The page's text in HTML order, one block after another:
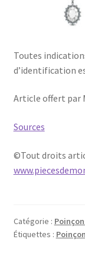
Toutes
d’identification
Article offert par
Sources
©Tout droits
Catégorie :
Étiquettes :